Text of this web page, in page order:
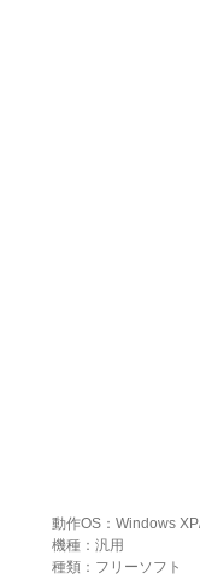
動作OS：Windows
機種：汎用
種類：フリーソフト